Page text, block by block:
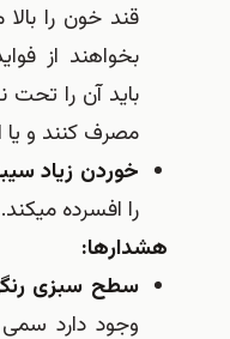
قند خون را
بخواهند از
باید آن را
مصرف كنند و یا
خوردن زیاد سیب‎زمینی
را افسرده می‎كند.
هشدارها:
سطح سبزی
وجود دارد